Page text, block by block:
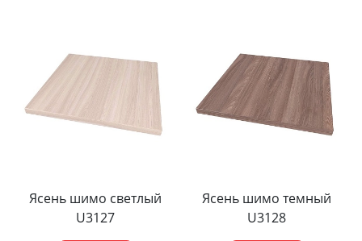
Ясень шимо светлый
U3127
Ясень шимо темный
U3128